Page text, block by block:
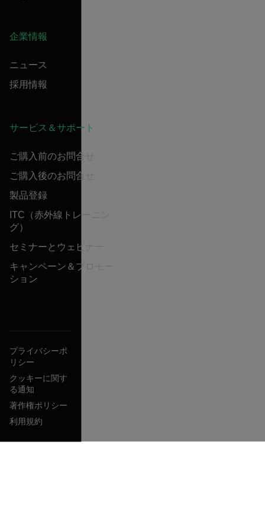
企業情報
ニュース
採用情報
サービス＆サポート
ご購入前のお問合せ
ご購入後のお問合せ
製品登録
ITC（赤外線トレーニン
グ）
セミナーとウェビナー
キャンペーン＆プロモー
ション
プライバシーポ
リシー
クッキーに関す
る通知
著作権ポリシー
利用規約